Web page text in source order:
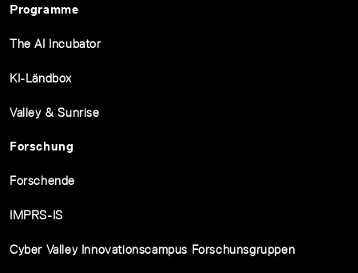
Programme
The AI Incubator
KI-Ländbox
Valley & Sunrise
Forschung
Forschende
IMPRS-IS
Cyber Valley Innovationscampus Forschunsgruppen